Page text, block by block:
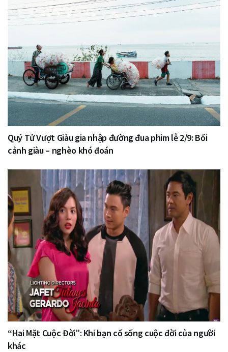
Quý Tử Vượt Giàu gia nhập đường đua phim lễ 2/9: Bối
cảnh giàu – nghèo khó đoán
“Hai Mặt Cuộc Đời”: Khi bạn cố sống cuộc đời của người
khác